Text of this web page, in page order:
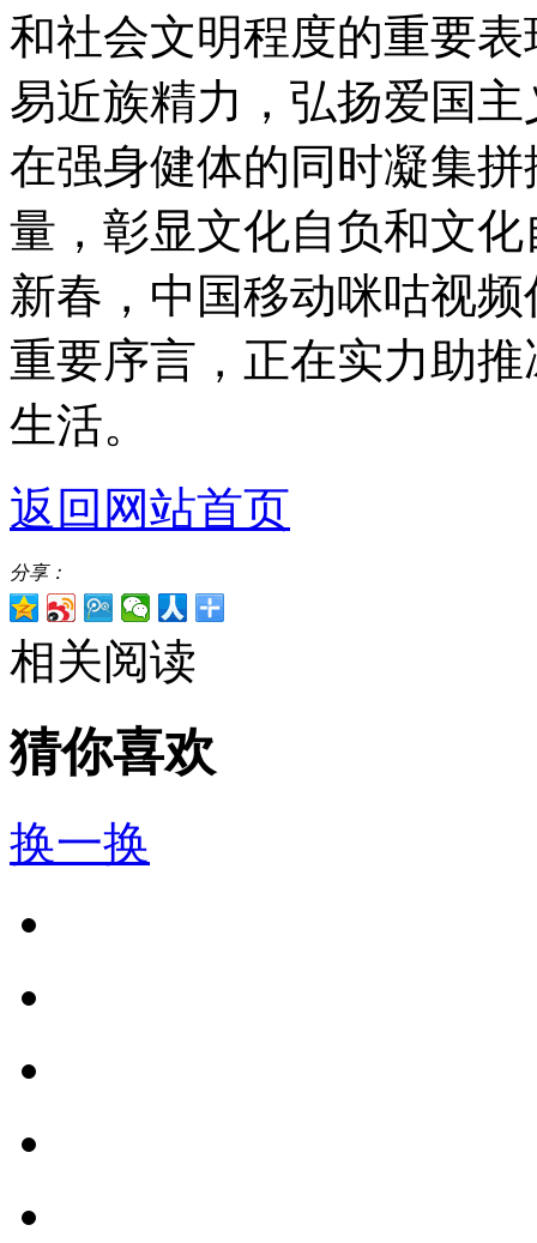
和社会文明程度的重要
易近族精力，弘扬爱国
在强身健体的同时凝集
量，彰显文化自负和文
新春，中国移动咪咕视
重要序言，正在实力助
生活。
返回网站首页
分享：
相关阅读
猜你喜欢
换一换